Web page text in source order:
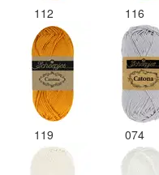
112 116
119 074